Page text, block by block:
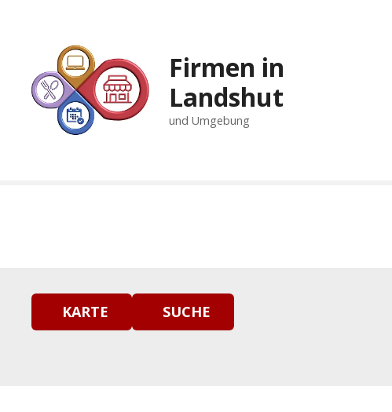
g
Firmen in
Landshut
und Umgebung
KARTE SUCHE